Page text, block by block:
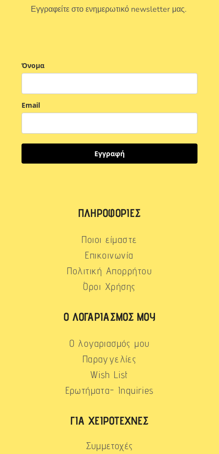
Εγγραφείτε στο ενημερωτικό newsletter μας.
Όνομα
Email
Εγγραφή
ΠΛΗΡΟΦΟΡΊΕΣ
Ποιοι είμαστε
Επικοινωνία
Πολιτική Απορρήτου
Όροι Χρήσης
Ο ΛΟΓΑΡΙΑΣΜΌΣ ΜΟΥ
Ο λογαριασμός μου
Παραγγελίες
Wish List
Ερωτήματα- Inquiries
ΓΙΑ ΧΕΙΡΟΤΈΧΝΕΣ
Συμμετοχές